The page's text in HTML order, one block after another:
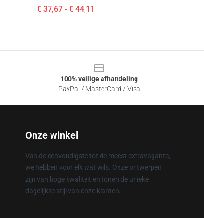
€ 37,67 - € 44,11
100% veilige afhandeling
PayPal / MasterCard / Visa
Onze winkel
Van de eenvoudigste tot de meest extravagante,
we hebben voor elk wat wils. Onze ontwerpen
zijn van hoge kwaliteit en tonen de unieke
dagelijkse stijl van onze klanten.